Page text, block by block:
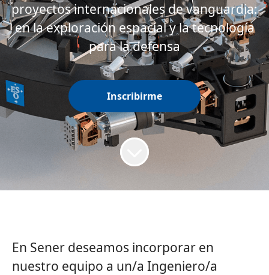
proyectos internacionales de vanguardia:
en la exploración espacial y la tecnología
para la defensa
Inscribirme
En Sener deseamos incorporar en
nuestro equipo a un/a Ingeniero/a